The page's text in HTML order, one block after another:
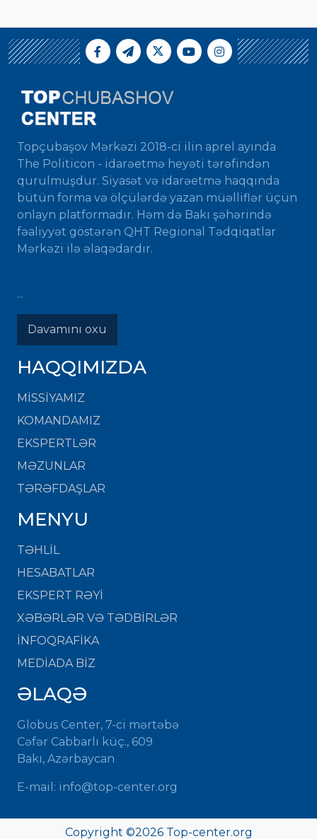
Topçubaşov Mərkəzi 2018-ci ilin aprel ayında
The Politicon - idarəetmə heyəti tərəfindən
qurulmuşdur. Siyasət və idarəetmə haqqında
bütün forma və ölçülərdə yazan müəlliflər üçün
onlayn platformadır. Həm də Bakı şəhərində
fəaliyyət göstərən QHT Regional Tədqiqatlar
Mərkəzi ilə əlaqədardır.
...
Davamını oxu
HAQQIMIZDA
MISSIYAMIZ
KOMANDAMIZ
EKSPERTLƏR
MƏZUNLAR
TƏRƏFDAŞLAR
MENYU
TƏHLİL
HESABATLAR
EKSPERT RƏYİ
XƏBƏRLƏR VƏ TƏDBİRLƏR
İNFOQRAFİKA
MEDİADA BİZ
ƏLAQƏ
Globus Center, 7-ci mərtəbə
Cəfər Cabbarlı küç., 609
Bakı, Azərbaycan
E-mail: info@top-center.org
Copyright ©2026Top-center.org